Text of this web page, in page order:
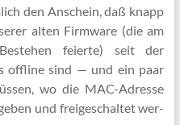
den Anschein, daß knapp
alten Firmware (die am
feierte) seit der
offline sind — und ein paar
wo die MAC-Adresse
und freigeschaltet wer­